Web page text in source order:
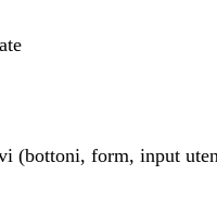
(bottoni, form, input